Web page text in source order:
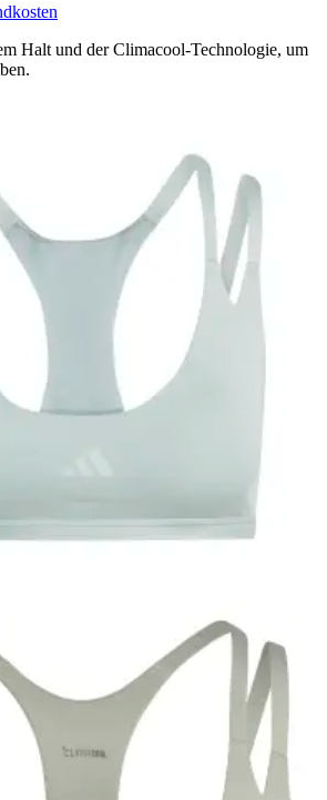
Halt und der Climacool-Technologie, um